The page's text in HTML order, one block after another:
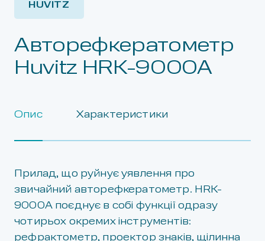
HUVITZ
Авторефкератометр
Huvitz HRK-9000A
Опис Характеристики
Прилад, що руйнує уявлення про
звичайний авторефкератометр. HRK-
9000A поєднує в собі функції одразу
чотирьох окремих інструментів:
рефрактометр, проектор знаків, щілинна